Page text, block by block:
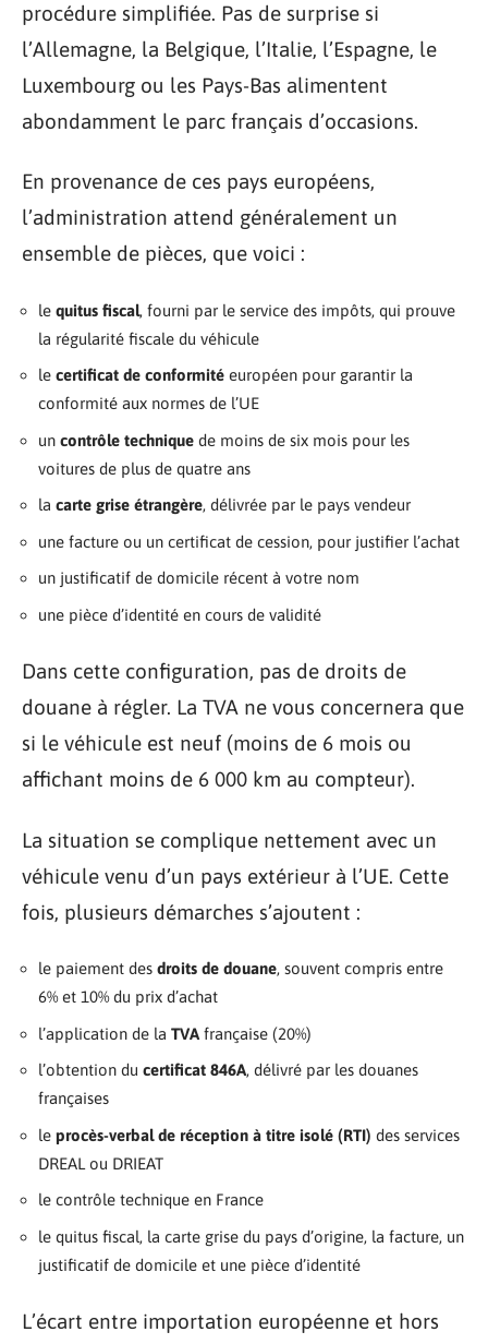
procédure simplifiée. Pas de surprise si
l’Allemagne, la Belgique, l’Italie, l’Espagne, le
Luxembourg ou les Pays-Bas alimentent
abondamment le parc français d’occasions.
En provenance de ces pays européens,
l’administration attend généralement un
ensemble de pièces, que voici :
le quitus fiscal, fourni par le service des impôts, qui prouve
la régularité fiscale du véhicule
le certificat de conformité européen pour garantir la
conformité aux normes de l’UE
un contrôle technique de moins de six mois pour les
voitures de plus de quatre ans
la carte grise étrangère, délivrée par le pays vendeur
une facture ou un certificat de cession, pour justifier l’achat
un justificatif de domicile récent à votre nom
une pièce d’identité en cours de validité
Dans cette configuration, pas de droits de
douane à régler. La TVA ne vous concernera que
si le véhicule est neuf (moins de 6 mois ou
affichant moins de 6 000 km au compteur).
La situation se complique nettement avec un
véhicule venu d’un pays extérieur à l’UE. Cette
fois, plusieurs démarches s’ajoutent :
le paiement des droits de douane, souvent compris entre
6% et 10% du prix d’achat
l’application de la TVA française (20%)
l’obtention du certificat 846A, délivré par les douanes
françaises
le procès-verbal de réception à titre isolé (RTI) des services
DREAL ou DRIEAT
le contrôle technique en France
le quitus fiscal, la carte grise du pays d’origine, la facture, un
justificatif de domicile et une pièce d’identité
L’écart entre importation européenne et hors